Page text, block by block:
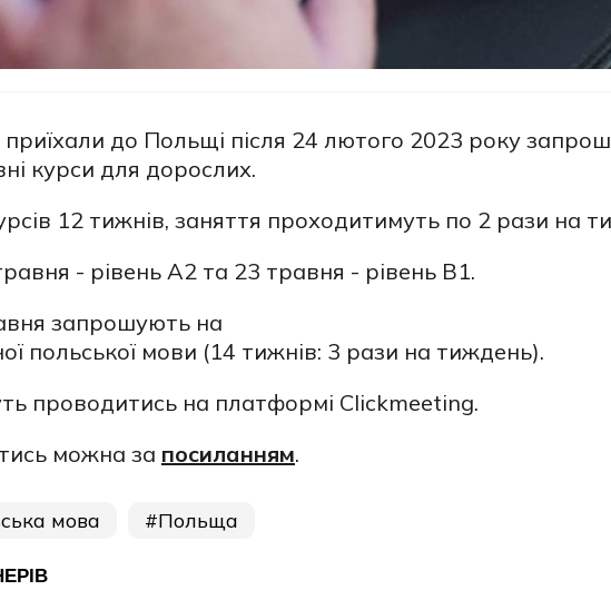
приїхали до Польщі після 24 лютого 2023 року
курси для дорослих.
12 тижнів, заняття проходитимуть по 2 рази на
- рівень А2 та 23 травня - pівень В1.
запрошують на
польської мови (14 тижнів: 3 рази на тиждень).
проводитись на платформі Clickmeeting.
можна за посиланням.
мова Польща